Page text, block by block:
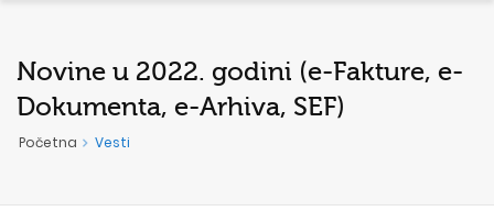
Novine u 2022. godini (e-Fakture, e-
Dokumenta, e-Arhiva, SEF)
Početna Vesti